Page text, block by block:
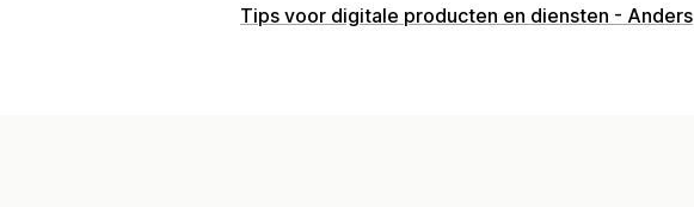
Producttypes
Tips voor digitale producten en diensten - Anders